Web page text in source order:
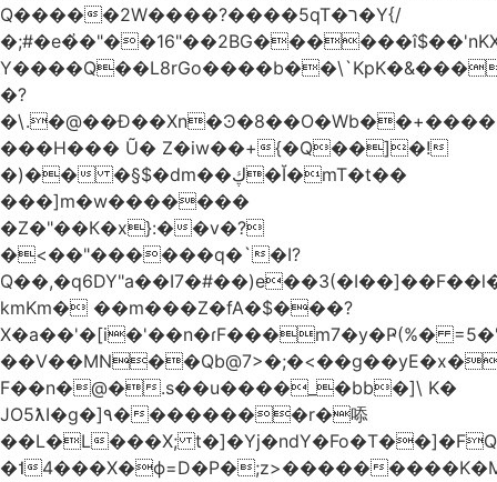
Q�����2W����?����5qT�ר�Y{/
�?
���H��� Ũ� Z�iw��+{�Q��]�!
�)�� �§$�dm��ڮ�Ĭ�mT�t��
���]m�w�������
�Z�"��К�x}:��v�?
�<��"������q�`�I?
kmKm� ��m���Z�fA�$���?
X�a��'�[i�'��n�ɾF���m7�y�Ҏ(%�
F��n�@�.s��u����_�bb�]\ K�
JO5ƛI�ɡ�]٩��������r�㖭
��L�L���X;
�˦4���X�ϕ=D�P�;z>�����